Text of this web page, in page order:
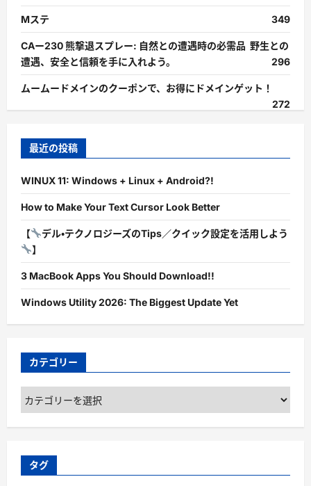
Mステ 349
CAー230 熊撃退スプレー: 自然との遭遇時の必需品 野生との
遭遇、安全と信頼を手に入れよう。
296
ムームードメインのクーポンで、お得にドメインゲット！
272
最近の投稿
WINUX 11: Windows + Linux + Android?!
How to Make Your Text Cursor Look Better
【
デル・テクノロジーズのTips／クイック設定を活用しよう
】
3 MacBook Apps You Should Download!!
Windows Utility 2026: The Biggest Update Yet
カテゴリー
カ
ゴ
ー
タグ